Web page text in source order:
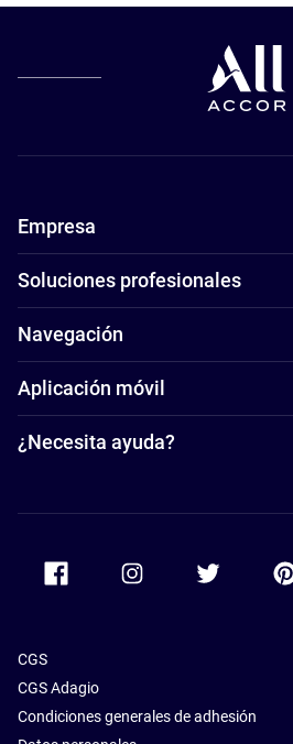
Empresa
Soluciones profesionales
Navegación
Aplicación móvil
¿Necesita ayuda?
Accor Facebook Accor Twitter
CGS
CGS Adagio
Condiciones generales de adhesión